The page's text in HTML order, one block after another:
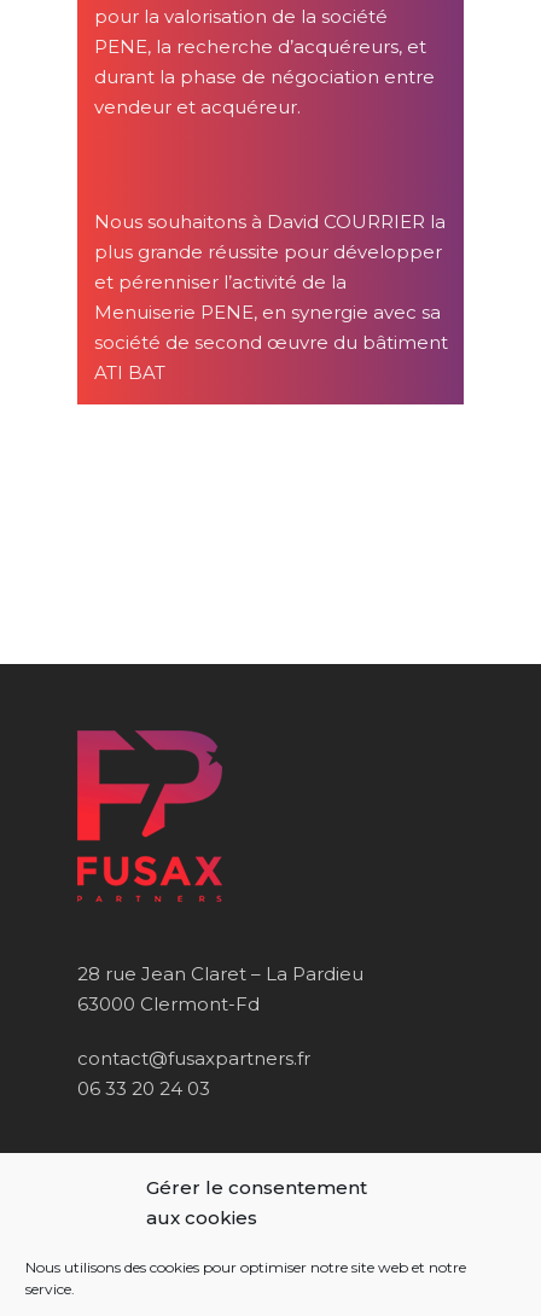
Gérer le consentement
aux cookies
Nous utilisons des cookies pour optimiser notre site web et notre
service.
pour la valorisation de la société
PENE, la recherche d’acquéreurs, et
durant la phase de négociation entre
vendeur et acquéreur.
Nous souhaitons à David COURRIER la
plus grande réussite pour développer
et pérenniser l’activité de la
Menuiserie PENE, en synergie avec sa
société de second œuvre du bâtiment
ATI BAT
28 rue Jean Claret – La Pardieu
63000 Clermont-Fd
contact@fusaxpartners.fr
06 33 20 24 03
patrimonial :
Axyne Finance